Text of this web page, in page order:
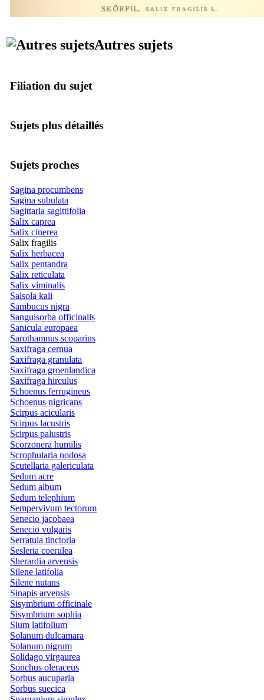
Autres sujets
Filiation du sujet
Sujets plus détaillés
Sujets proches
Sagina procumbens
Sagina subulata
Sagittaria sagittifolia
Salix caprea
Salix cinerea
Salix fragilis
Salix herbacea
Salix pentandra
Salix reticulata
Salix viminalis
Salsola kali
Sambucus nigra
Sanguisorba officinalis
Sanicula europaea
Sarothamnus scoparius
Saxifraga cernua
Saxifraga granulata
Saxifraga groenlandica
Saxifraga hirculus
Schoenus ferrugineus
Schoenus nigricans
Scirpus acicularis
Scirpus lacustris
Scirpus palustris
Scorzonera humilis
Scrophularia nodosa
Scutellaria galericulata
Sedum acre
Sedum album
Sedum telephium
Sempervivum tectorum
Senecio jacobaea
Senecio vulgaris
Serratula tinctoria
Sesleria coerulea
Sherardia arvensis
Silene latifolia
Silene nutans
Sinapis arvensis
Sisymbrium officinale
Sisymbrium sophia
Sium latifolium
Solanum dulcamara
Solanum nigrum
Solidago virgaurea
Sonchus oleraceus
Sorbus aucuparia
Sorbus suecica